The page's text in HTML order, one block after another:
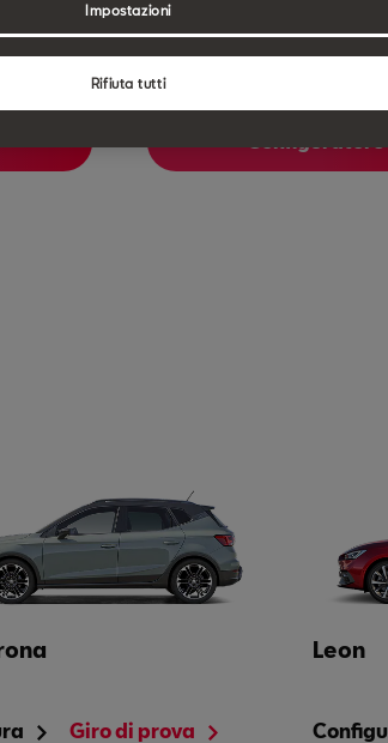
Configura la tua
Giro di prova
Leon
Rifiuta tutti
Impostazioni